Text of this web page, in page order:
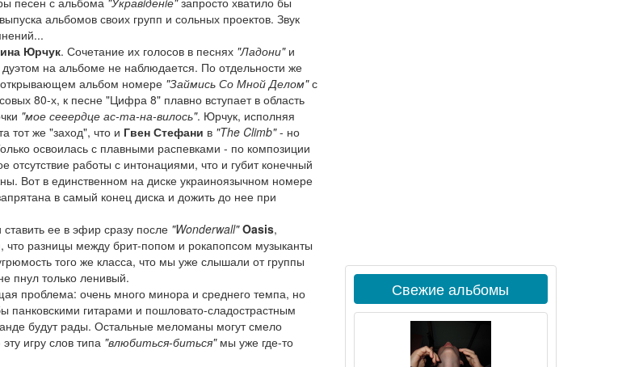
альбомов своих групп и сольных проектов. Звук
Юрчук. Сочетание их голосов в песнях "Ладони"и
на альбоме не наблюдается. По отдельности же
открывающем альбом номере "Займись Со Мной Делом"с
80-х, к песне "Цифра 8" плавно вступает в область
"мое сееердце ас-та-на-вилось". Юрчук, исполняя
тот же "заход", что и Гвен Стефани в "The Climb"- но
освоилась с плавными распевками - по композиции
отсутствие работы с интонациями, что и губит конечный
Вот в единственном на диске украиноязычном номере
в самый конец диска и дожить до нее при
ее в эфир сразу после "Wonderwall" Oasis,
разницы между брит-попом и рокапопсом музыканты
того же класса, что мы уже слышали от группы
пнул только ленивый.
проблема: очень много минора и среднего темпа, но
гитарами и пошловато-сладострастным
будут рады. Остальные меломаны могут смело
игру слов типа "влюбиться-биться"мы уже где-то
Свежие альбомы